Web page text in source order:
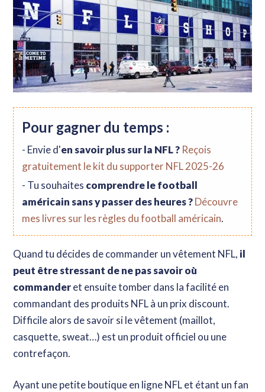
Pour gagner du temps :
- Envie d'en savoir plus sur la NFL ? Reçois
gratuitement le kit du supporter NFL 2025-26
- Tu souhaites comprendre le football
américain sans y passer des heures ?Découvre
mes livres sur les règles du football américain.
Quand tu décides de commander un vêtement NFL, il
peut être stressant de ne pas savoir où
commanderet ensuite tomber dans la facilité en
commandant des produits NFL à un prix discount.
Difficile alors de savoir si le vêtement (maillot,
casquette, sweat…) est un produit officiel ou une
contrefaçon.
Ayant une petite boutique en ligne NFL et étant un fan